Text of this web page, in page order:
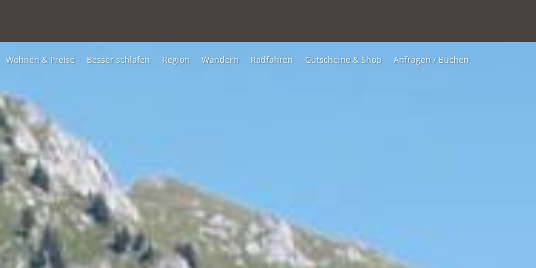
Wohnen & Preise Besser schlafen Region Wandern Radfahren Gutscheine & Shop Anfragen / Buchen